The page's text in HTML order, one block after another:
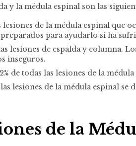
y la médula espinal son las
lesiones de la médula espinal que
para ayudarlo si ha
lesiones de espalda y columna.
inseguros.
de todas las lesiones de la
lesiones de la médula espinal
de la